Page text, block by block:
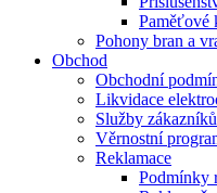
Paměťové
Pohony bran a
Obchod
Obchodní
Likvidace
Služby
Věrnostní
Reklamace
Podmínky